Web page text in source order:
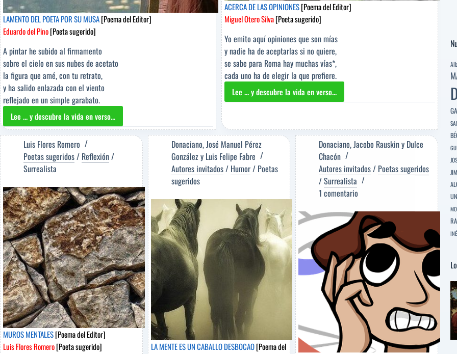
LAMENTO DEL POETA POR SU MUSA[Poema del Editor]
Eduardo del Pino[Poeta sugerido]
A pintar he subido al firmamento
sobre el cielo en sus nubes de acetato
la figura que amé, con tu retrato,
y ha salido enlazada con el viento
reflejado en un simple garabato.
Lee ... y descubre la vida en verso...
LAMENTO
DEL
POETA
POR
SU
[Poema
del
Editor]
Eduardo
del
Pino
[Poeta
sugerido]
ACERCA DE LAS OPINIONES[Poema del Editor]
Miguel Otero Silva[Poeta sugerido]
Yo emito aquí opiniones que son mías
y nadie ha de aceptarlas si no quiere,
se sabe para Roma hay muchas vías*,
cada uno ha de elegir la que prefiere.
Lee ... y descubre la vida en verso...
ACERCA
OPINIONES
[Poema
del
Editor]
Miguel
Otero
Silva
[Poeta
sugerido]
Luis Flores Romero
Poetas sugeridos/ Reflexión/
Surrealista
MUROS MENTALES[Poema del Editor]
Luis Flores Romero[Poeta sugerido]
Donaciano, José Manuel Pérez
Gonzálezy Luis Felipe Fabre
Autores invitados/ Humor/ Poetas
sugeridos
LA MENTE ES UN CABALLO DESBOCAO[Poema del
Donaciano, Jacobo Rauskiny Dulce
Chacón
Autores invitados/ Poetas sugeridos
/Surrealista
1 comentario